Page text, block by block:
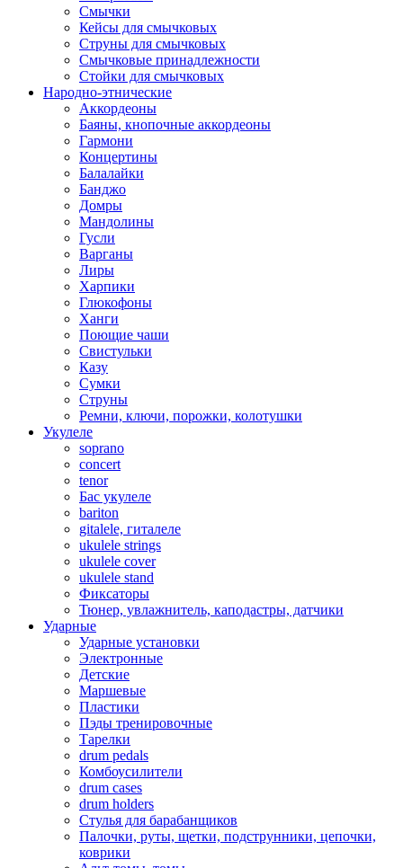
Смычки
Кейсы для смычковых
Струны для смычковых
Смычковые принадлежности
Стойки для смычковых
Народно-этнические
Аккордеоны
Баяны, кнопочные аккордеоны
Гармони
Концертины
Балалайки
Банджо
Домры
Мандолины
Гусли
Варганы
Лиры
Харпики
Глюкофоны
Ханги
Поющие чаши
Свистульки
Казу
Сумки
Струны
Ремни, ключи, порожки, колотушки
Укулеле
soprano
concert
tenor
Бас укулеле
bariton
gitalele, гиталеле
ukulele strings
ukulele cover
ukulele stand
Фиксаторы
Тюнер, увлажнитель, каподастры, датчики
Ударные
Ударные установки
Электронные
Детские
Маршевые
Пластики
Пэды тренировочные
Тарелки
drum pedals
Комбоусилители
drum cases
drum holders
Стулья для барабанщиков
Палочки, руты, щетки, подструнники, цепочки,
коврики